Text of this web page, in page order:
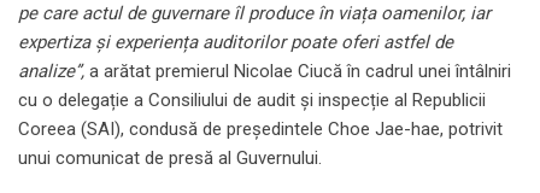
pe care actul de guvernare îl produce în viața oamenilor, iar
expertiza și experiența auditorilor poate oferi astfel de
analize”, a arătat premierul Nicolae Ciucă în cadrul unei întâlniri
cu o delegație a Consiliului de audit și inspecție al Republicii
Coreea (SAI), condusă de președintele Choe Jae-hae, potrivit
unui comunicat de presă al Guvernului.